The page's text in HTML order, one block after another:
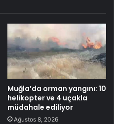
Muğla’da orman yangını: 10
helikopter ve 4 uçakla
müdahale ediliyor
Ağustos 8, 2026